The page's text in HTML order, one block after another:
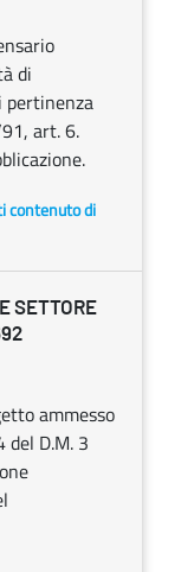
di
pertinenza
art. 6.
contenuto di
SETTORE
ammesso
D.M. 3